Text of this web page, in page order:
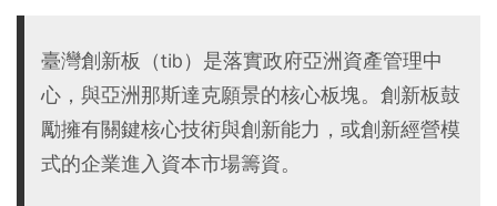
臺灣創新板（tib）是落實政府亞洲資產管理中
心，與亞洲那斯達克願景的核心板塊。創新板鼓
勵擁有關鍵核心技術與創新能力，或創新經營模
式的企業進入資本市場籌資。